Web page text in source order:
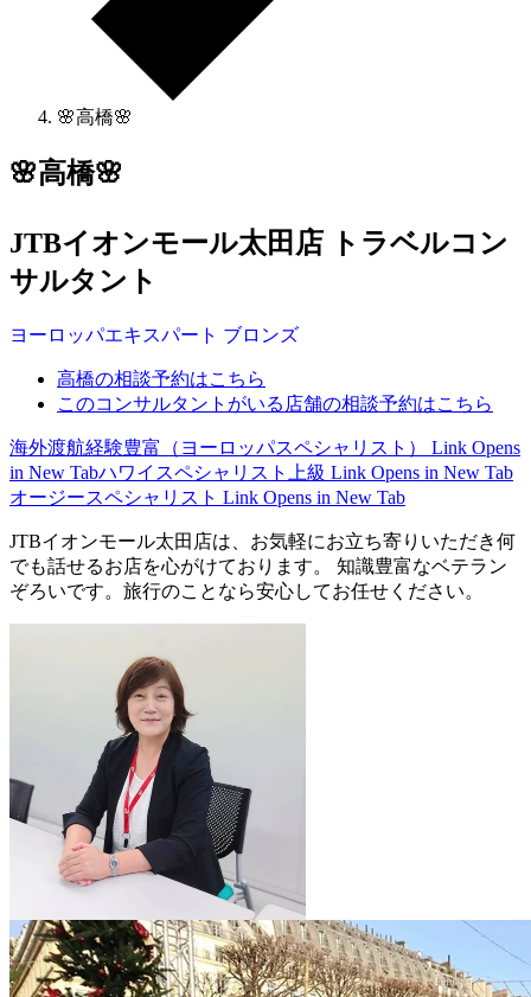
🌸高橋🌸
🌸高橋🌸
JTBイオンモール太田店 トラベルコン
サルタント
ヨーロッパエキスパート ブロンズ
高橋の相談予約はこちら
このコンサルタントがいる店舗の相談予約はこちら
海外渡航経験豊富（ヨーロッパスペシャリスト）
Link Opens
in New Tabハワイスペシャリスト上級 Link Opens in New Tab
オージースペシャリスト Link Opens in New Tab
JTBイオンモール太田店は、お気軽にお立ち寄りいただき何
でも話せるお店を心がけております。 知識豊富なベテラン
ぞろいです。旅行のことなら安心してお任せください。